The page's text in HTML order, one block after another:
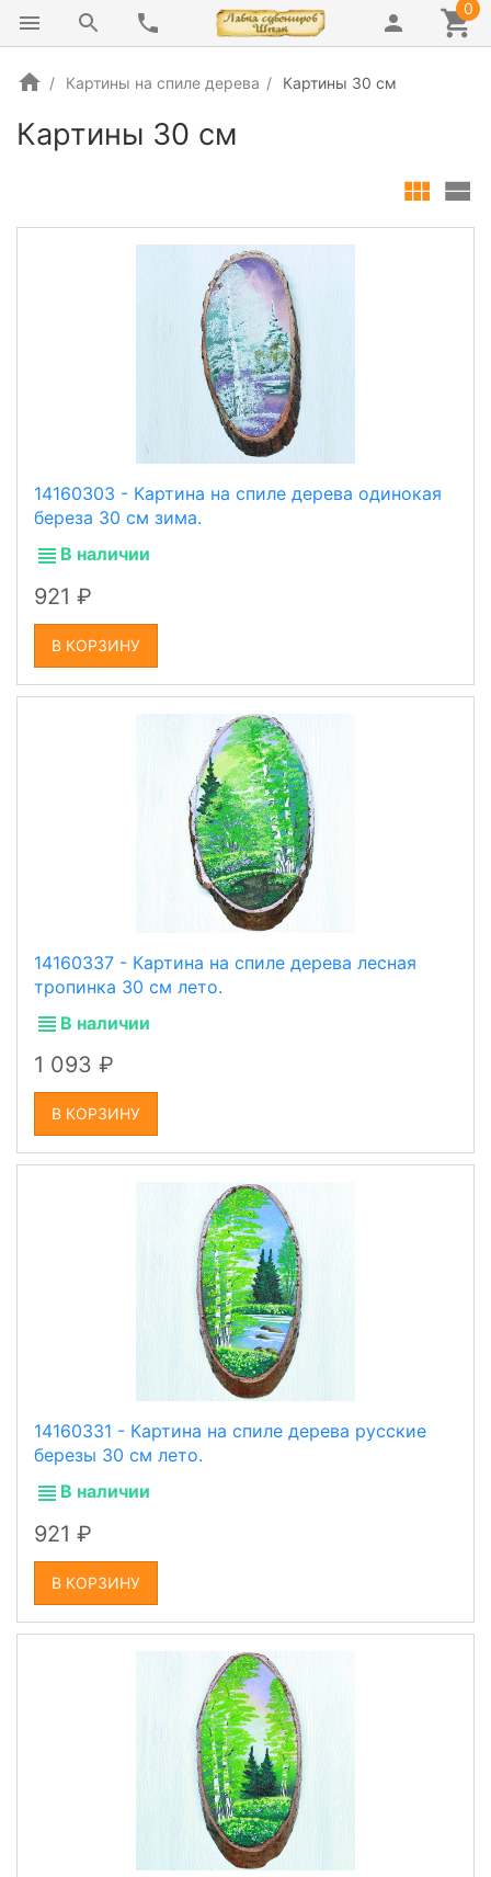
0
Картины на спиле дерева Картины 30 см
Картины 30 см
14160303 - Картина на спиле дерева одинокая
береза 30 см зима.
В наличии
921
В КОРЗИНУ
14160337 - Картина на спиле дерева лесная
тропинка 30 см лето.
В наличии
1 093
В КОРЗИНУ
14160331 - Картина на спиле дерева русские
березы 30 см лето.
В наличии
921
В КОРЗИНУ